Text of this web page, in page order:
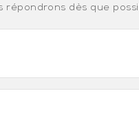
répondrons dès que